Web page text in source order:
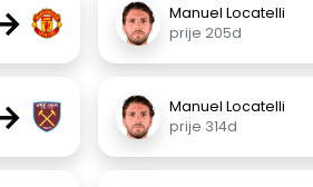
Manuel Locatelli
prije 205d
Manuel Locatelli
prije 314d